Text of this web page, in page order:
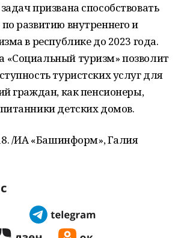
призвана способствовать
развитию внутреннего и
в республике до 2023 года.
туризм» позволит
туристских услуг для
граждан, как пенсионеры,
детских домов.
/ИА «Башинформ», Галия